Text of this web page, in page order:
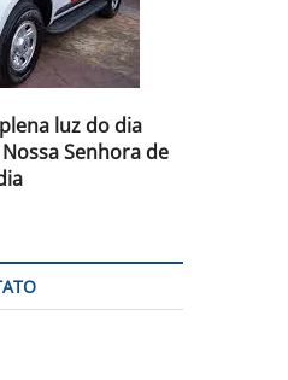
luz do dia
Senhora de